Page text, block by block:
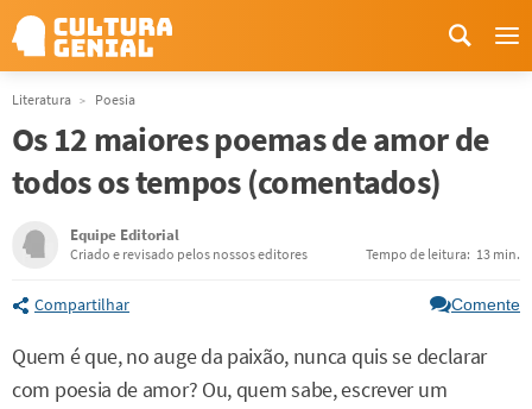
Literatura Poesia
Os 12 maiores poemas de amor de
todos os tempos (comentados)
Equipe Editorial
Criado e revisado pelos nossos editores Tempo de leitura: 13 min.
Compartilhar Comente
Quem é que, no auge da paixão, nunca quis se declarar
com poesia de amor? Ou, quem sabe, escrever um